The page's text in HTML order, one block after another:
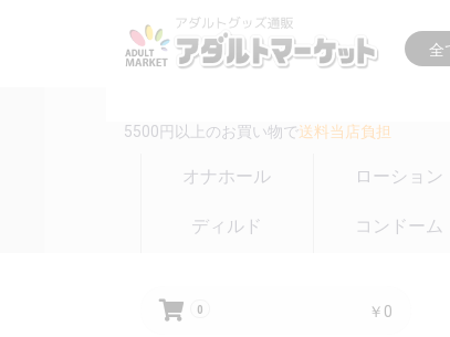
5500円以上のお買い物で送料当店負担
オナホール ローション
ディルド コンドーム
0 ￥0